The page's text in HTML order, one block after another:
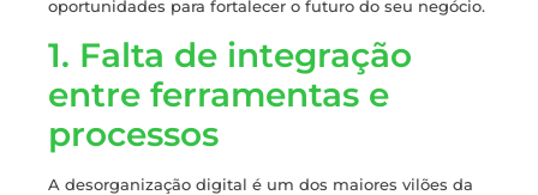
oportunidades para fortalecer o futuro do seu negócio.
1. Falta de integração
entre ferramentas e
processos
A desorganização digital é um dos maiores vilões da